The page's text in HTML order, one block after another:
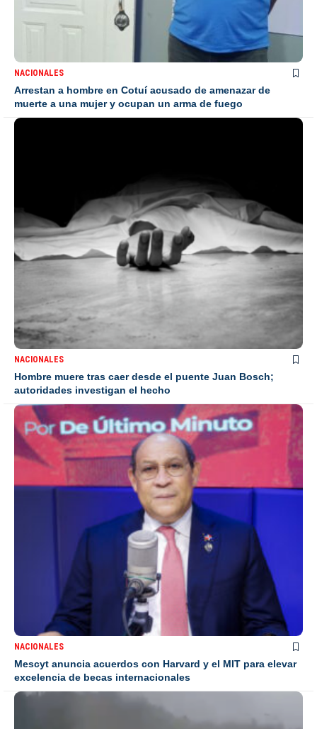
NACIONALES
Arrestan a hombre en Cotuí acusado de amenazar de
muerte a una mujer y ocupan un arma de fuego
NACIONALES
Hombre muere tras caer desde el puente Juan Bosch;
autoridades investigan el hecho
NACIONALES
Mescyt anuncia acuerdos con Harvard y el MIT para elevar
excelencia de becas internacionales